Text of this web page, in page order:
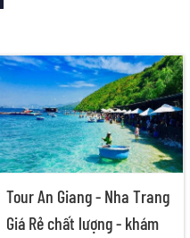
Tour An Giang - Nha Trang
Giá Rẻ chất lượng - khám